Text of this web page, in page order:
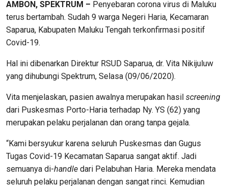
AMBON, SPEKTRUM – Penyebaran corona virus di Maluku
terus bertambah. Sudah 9 warga Negeri Haria, Kecamaran
Saparua, Kabupaten Maluku Tengah terkonfirmasi positif
Covid-19.
Hal ini dibenarkan Direktur RSUD Saparua, dr. Vita Nikijuluw
yang dihubungi Spektrum, Selasa (09/06/2020).
Vita menjelaskan, pasien awalnya merupakan hasil screening
dari Puskesmas Porto-Haria terhadap Ny. YS (62) yang
merupakan pelaku perjalanan dan orang tanpa gejala.
“Kami bersyukur karena seluruh Puskesmas dan Gugus
Tugas Covid-19 Kecamatan Saparua sangat aktif. Jadi
semuanya di-handle dari Pelabuhan Haria. Mereka mendata
seluruh pelaku perjalanan dengan sangat rinci. Kemudian